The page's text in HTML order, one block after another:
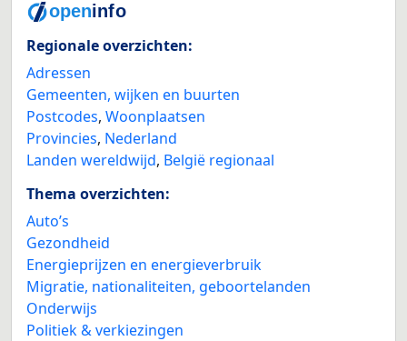
Regionale overzichten:
Adressen
Gemeenten, wijken en buurten
Postcodes, Woonplaatsen
Provincies, Nederland
Landen wereldwijd, België regionaal
Thema overzichten:
Auto’s
Gezondheid
Energieprijzen en energieverbruik
Migratie, nationaliteiten, geboortelanden
Onderwijs
Politiek & verkiezingen